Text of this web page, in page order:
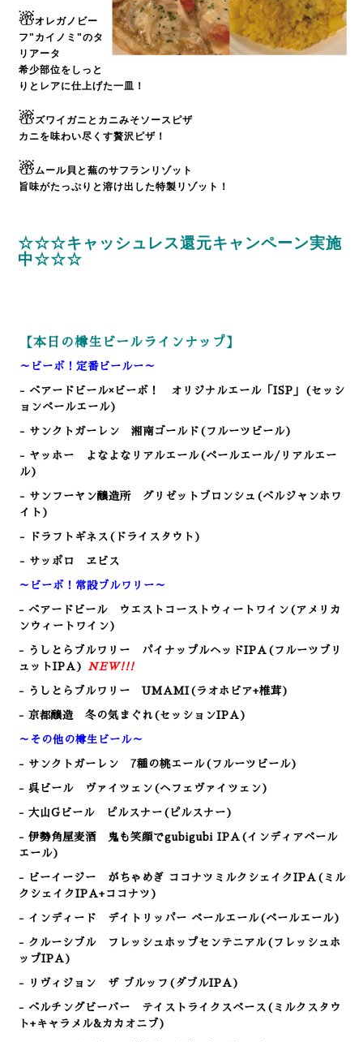
☃オレガノビー
フ"カイノミ"のタ
リアータ
希少部位をしっと
りとレアに仕上げた一皿！
☃ズワイガニとカニみそソースピザ
カニを味わい尽くす贅沢ピザ！
☃ムール貝と蕪のサフランリゾット
旨味がたっぷりと溶け出した特製リゾット！
☆☆☆キャッシュレス還元キャンペーン実施
中☆☆☆
【本日の樽生ビールラインナップ】
～ビーボ！定番ビールー～
- ベアードビール×ビーボ！ オリジナルエール「ISP」(セッシ
ョンペールエール)
- サンクトガーレン 湘南ゴールド(フルーツビール)
- ヤッホー よなよなリアルエール(ペールエール/リアルエー
ル)
- サンフーヤン醸造所 グリゼットブロンシュ(ベルジャンホワ
イト)
- ドラフトギネス(ドライスタウト)
- サッポロ ヱビス
～ビーボ！常設ブルワリー～
- ベアードビール ウエストコーストウィートワイン(アメリカ
ンウィートワイン)
- うしとらブルワリー パイナップルヘッドIPA(フルーツブリ
ュットIPA) NEW!!!
- うしとらブルワリー UMAMI(ラオホビア+椎茸)
- 京都醸造 冬の気まぐれ(セッションIPA)
～その他の樽生ビール～
- サンクトガーレン 7種の桃エール(フルーツビール)
- 呉ビール ヴァイツェン (ヘフェヴァイツェン)
- 大山Gビール ピルスナー(ピルスナー)
- 伊勢角屋麦酒 鬼も笑顔でgubigubi IPA(インディアペール
エール)
- ビーイージー がちゃめぎ ココナツミルクシェイクIPA (ミル
クシェイクIPA+ココナツ)
- インディード デイトリッパー ペールエール(ペールエール)
- クルーシブル フレッシュホップセンテニアル(フレッシュホ
ップIPA)
- リヴィジョン ザ ブルッフ(ダブルIPA)
- ベルチングビーバー テイストライクスペース(ミルクスタウ
ト+キャラメル&カカオニブ)